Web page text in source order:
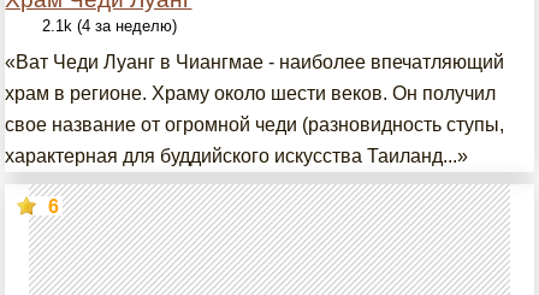
2.1k (4 за неделю)
«Ват Чеди Луанг в Чиангмае - наиболее впечатляющий
храм в регионе. Храму около шести веков. Он получил
свое название от огромной чеди (разновидность ступы,
характерная для буддийского искусства Таиланд...»
6